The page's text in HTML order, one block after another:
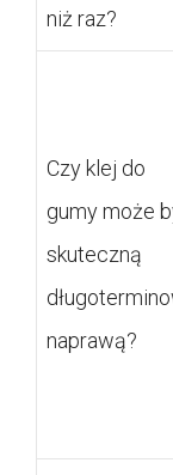
niż raz?
Czy klej do
gumy może
skuteczną
naprawą?